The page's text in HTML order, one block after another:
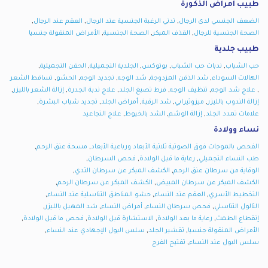
طبيب أمراض الذكورة
الضعف الجنسي لدى الرجال, تدني الرغبة الجنسية عند الرجال, العقم عند الرجال,
الصحة الجنسية للرجال, القذف المبكر, الصحة الجنسية, الأمراض المنقولة جنسيا
طبيب جلدية
حب الشباب, ندبات حب الشباب, بوتوكس, الجلدية التجميلية, الحقن التجميلية,
الهالات السوداء, شد الذقن المزدوجة, شد الوجه, تجديد الوجه, الحشو, تساقط الشعر
, علاج شد الوجه, تنظيف الوجه, فرط تصبغ الجلد, علاج ندبة الجدرة, إزالة الشعر بالليزر,
إزالة الندوب بالليزر, ميزوثيرابي, شد الرقبة, أمراض الجلد, تجديد شباب البشرة,
علامات تمدد الجلد, إزالة الوشم, الشد بالخيوط, علاج التجاعيد
نساء وولادة
الفحص بالموجات فوق الصوتية ثلاثية الأبعاد ورباعية الأبعاد, مسحة عنق الرحم,
طب النساء التجميلي, رعاية ما قبل الولادة, فحص السرطان,
الوقاية من سرطان عنق الرحم, الكشف المبكر عن سرطان الثدي,
الكشف المبكر عن سرطان المبيض, الكشف المبكر عن سرطان الرحم,
التخطيط الأسري, العقم عند النساء, حشو المناطق التناسلية عند النساء,
الثالول التناسلي, فحص سرطان النساء, أمراض النساء, شد المهبل بالليزر,
إنقطاع الطمث, رعاية ما بعد الولادة, الاستشارة قبل الولادة, فحص ما قبل الولادة,
الأمراض المنقولة جنسيا, تقشير الجلد, سلس البول الإجهادي عند النساء,
سلس البول عند النساء, تفتيح الفرج